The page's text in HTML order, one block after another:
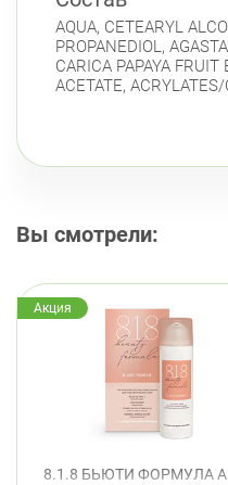
AQUA, CETEARYL
PROPANEDIOL,
CARICA PAPAYA
ACETATE,
Вы смотрели:
Акция
8.1.8 БЬЮТИ ФОРМУЛА